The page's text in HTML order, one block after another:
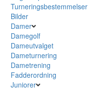
Turneringsbestemmelser
Bilder
Damer
Damegolf
Dameutvalget
Dameturnering
Dametrening
Fadderordning
Juniorer